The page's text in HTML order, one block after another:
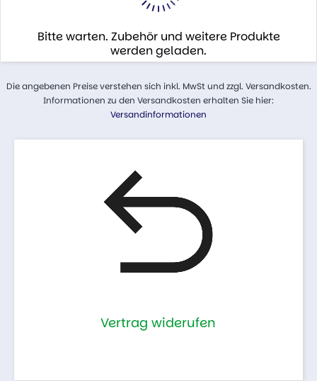
Bitte warten. Zubehör und weitere Produkte
werden geladen.
Die angebenen Preise verstehen sich inkl. MwSt und zzgl. Versandkosten.
Informationen zu den Versandkosten erhalten Sie hier:
Versandinformationen
Vertrag widerufen